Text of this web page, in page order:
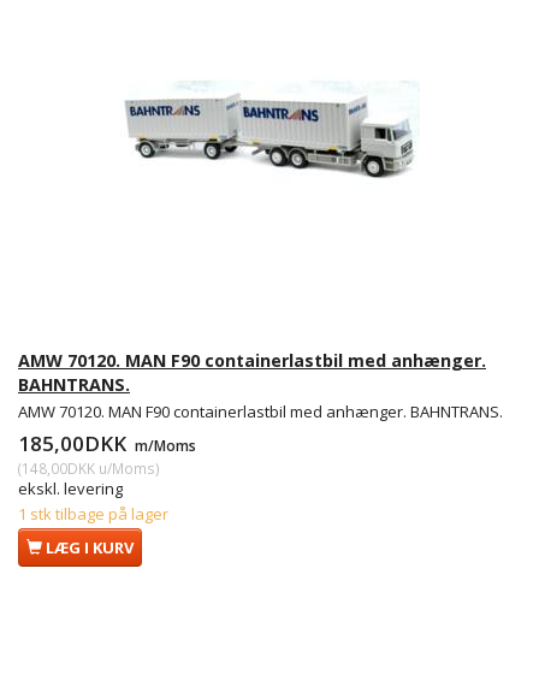
AMW 70120. MAN F90 containerlastbil med anhænger.
BAHNTRANS.
AMW 70120. MAN F90 containerlastbil med anhænger. BAHNTRANS.
185,00DKK m/Moms
(148,00DKK u/Moms)
ekskl. levering
1 stk tilbage på lager
LÆG I KURV